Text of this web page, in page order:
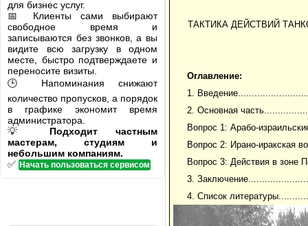
для бизнес услуг.
📅 Клиенты сами выбирают
свободное время и
записываются без звонков, а вы
видите всю загрузку в одном
месте, быстро подтверждаете и
переносите визиты.
🕒 Напоминания снижают
количество пропусков, а порядок
в графике экономит время
администратора.
💡 Подходит частным
мастерам, студиям и
небольшим компаниям.
✅ Начать пользоваться сервисом
ТАКТИКА ДЕЙСТВИЙ
Оглавление:
1.
2. Основная
Вопрос 1: Арабо-
Вопрос 2: Ирано-иракская
Вопрос 3: Действия в зоне
3.
4. Список